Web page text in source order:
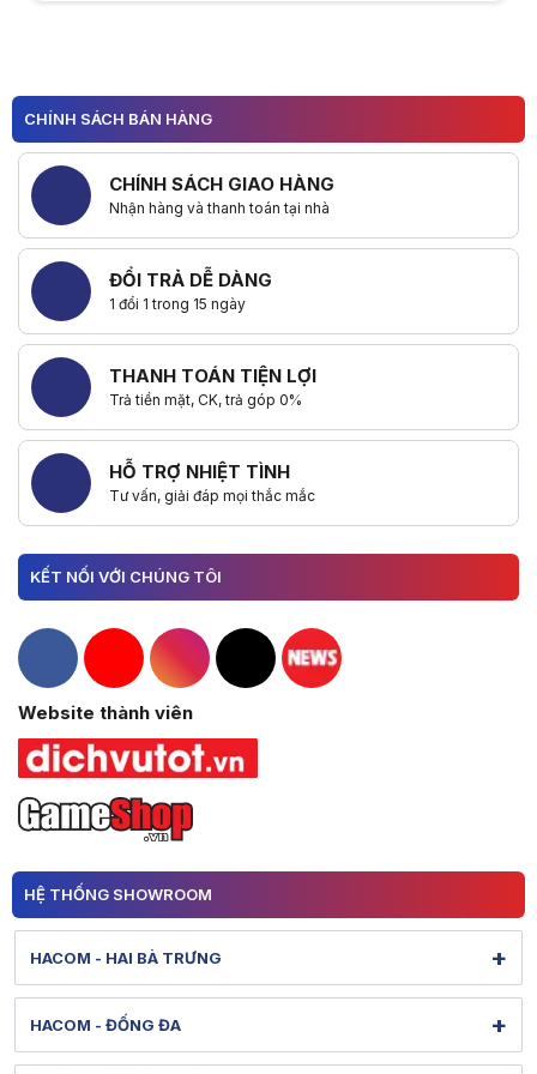
Hữu ích (0)
CHÍNH SÁCH BÁN HÀNG
CHÍNH SÁCH GIAO HÀNG
Nhận hàng và thanh toán tại nhà
ĐỔI TRẢ DỄ DÀNG
1 đổi 1 trong 15 ngày
THANH TOÁN TIỆN LỢI
Trả tiền mặt, CK, trả góp 0%
HỖ TRỢ NHIỆT TÌNH
Tư vấn, giải đáp mọi thắc mắc
KẾT NỐI VỚI CHÚNG TÔI
Hacom Facebook
Hacom YouTube
Hacom Instagram
Hacom TikTok
Website thành viên
HỆ THỐNG SHOWROOM
HACOM - HAI BÀ TRƯNG +
Hình ảnh thực tế từ showroom
Xem bản đồ đường đi
HACOM - ĐỐNG ĐA +